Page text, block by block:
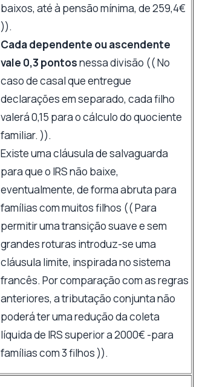
baixos, até à pensão mínima, de 259,4€
)).
Cada dependente ou ascendente
vale 0,3 pontosnessa divisão (( No
caso de casal que entregue
declarações em separado, cada filho
valerá 0,15 para o cálculo do quociente
familiar. )).
Existe uma cláusula de salvaguarda
para que o IRS não baixe,
eventualmente, de forma abruta para
famílias com muitos filhos (( Para
permitir uma transição suave e sem
grandes roturas introduz-se uma
cláusula limite, inspirada no sistema
francês. Por comparação com as regras
anteriores, a tributação conjunta não
poderá ter uma redução da coleta
líquida de IRS superior a 2000€ -para
famílias com 3 filhos )).